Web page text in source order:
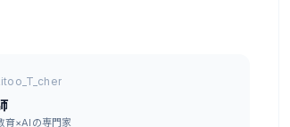
育×AIの専門家